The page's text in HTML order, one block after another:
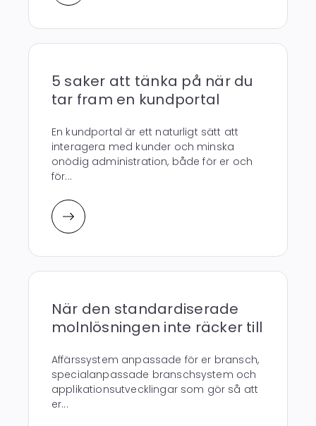
5 saker att tänka på när du
tar fram en kundportal
En kundportal är ett naturligt sätt att
interagera med kunder och minska
onödig administration, både för er och
för...
När den standardiserade
molnlösningen inte räcker till
Affärssystem anpassade för er bransch,
specialanpassade branschsystem och
applikationsutvecklingar som gör så att
er...